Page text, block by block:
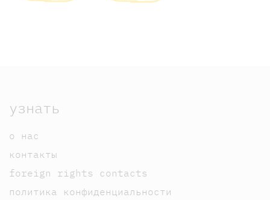
узнать
о нас
контакты
foreign rights contacts
политика конфиденциальности